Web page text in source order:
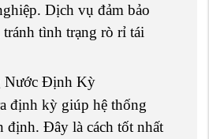
Dịch vụ đảm bảo
tình trạng rò rỉ tái
Nước Định Kỳ
định kỳ giúp hệ thống
định. Đây là cách tốt nhất